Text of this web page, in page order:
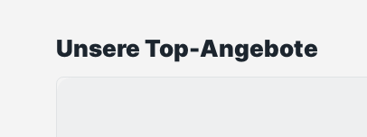
Unsere Top-Angebote